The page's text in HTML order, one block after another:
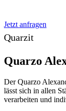
Jetzt anfragen
Quarzit
Quarzo
Der Quarzo
lässt sich in allen
verarbeiten und